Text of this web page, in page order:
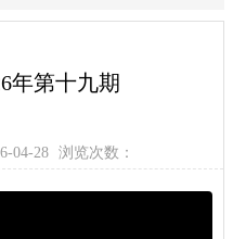
年第十九期
04-28 浏览次数：